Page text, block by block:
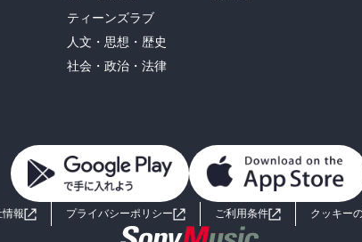
ティーンズラブ
人文・思想・歴史
社会・政治・法律
情報 プライバシーポリシー ご利用条件 クッキー